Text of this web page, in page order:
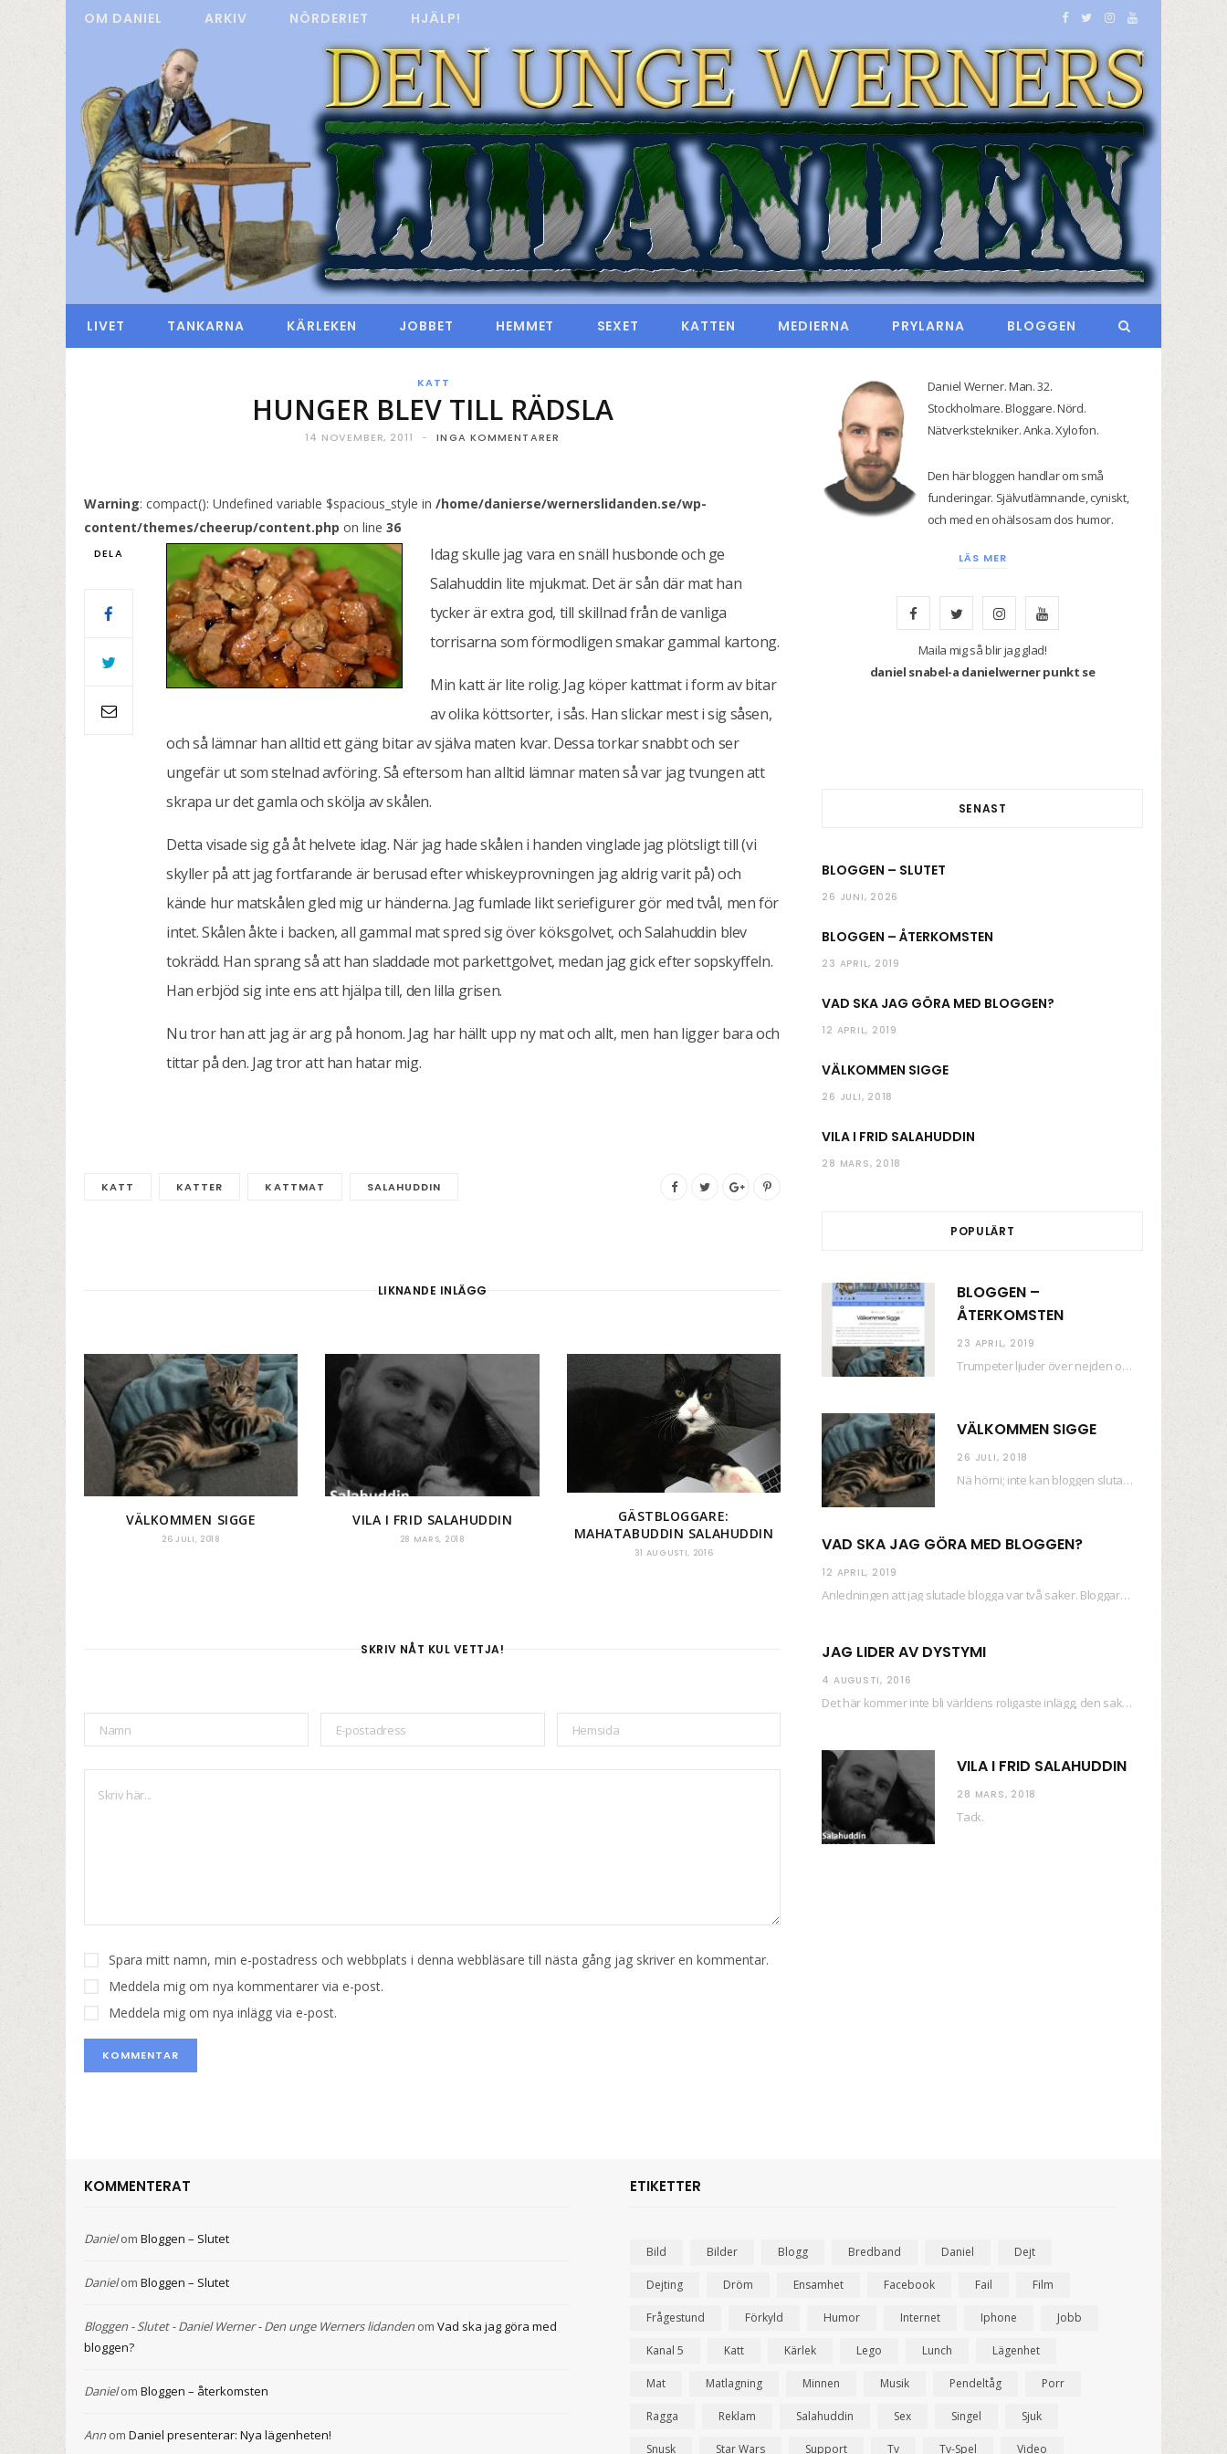
OM DANIEL ARKIV NÖRDERIET HJÄLP! F
a
c
e
o
o
k
w
i
t
t
e
r
I
n
s
t
a
g
a
Y
o
u
T
u
LIVET TANKARNA KÄRLEKEN JOBBET HEMMET SEXET KATTEN MEDIERNA PRYLARNA BLOGGEN
KATT
HUNGER BLEV TILL RÄDSLA
14 NOVEMBER, 2011 INGA KOMMENTARER
Warning: compact(): Undefined variable $spacious_style in /home/danierse/wernerslidanden.se/wp-
content/themes/cheerup/content.php on line 36
DELA
Idag skulle jag vara en snäll husbonde och ge
Salahuddin lite mjukmat. Det är sån där mat han
tycker är extra god, till skillnad från de vanliga
torrisarna som förmodligen smakar gammal kartong.
Min katt är lite rolig. Jag köper kattmat i form av bitar
av olika köttsorter, i sås. Han slickar mest i sig såsen,
och så lämnar han alltid ett gäng bitar av själva maten kvar. Dessa torkar snabbt och ser
ungefär ut som stelnad avföring. Så eftersom han alltid lämnar maten så var jag tvungen att
skrapa ur det gamla och skölja av skålen.
Detta visade sig gå åt helvete idag. När jag hade skålen i handen vinglade jag plötsligt till (vi
skyller på att jag fortfarande är berusad efter whiskeyprovningen jag aldrig varit på) och
kände hur matskålen gled mig ur händerna. Jag fumlade likt seriefigurer gör med tvål, men för
intet. Skålen åkte i backen, all gammal mat spred sig över köksgolvet, och Salahuddin blev
tokrädd. Han sprang så att han sladdade mot parkettgolvet, medan jag gick efter sopskyffeln.
Han erbjöd sig inte ens att hjälpa till, den lilla grisen.
Nu tror han att jag är arg på honom. Jag har hällt upp ny mat och allt, men han ligger bara och
tittar på den. Jag tror att han hatar mig.
KATT KATTER KATTMAT SALAHUDDIN
LIKNANDE INLÄGG
VÄLKOMMEN SIGGE
26 JULI, 2018
VILA I FRID SALAHUDDIN
28 MARS, 2018
GÄSTBLOGGARE:
MAHATABUDDIN SALAHUDDIN
31 AUGUSTI, 2016
SKRIV NÅT KUL VETTJA!
Spara mitt namn, min e-postadress och webbplats i denna webbläsare till nästa gång jag skriver en kommentar.
Meddela mig om nya kommentarer via e-post.
Meddela mig om nya inlägg via e-post.
Daniel Werner. Man. 32.
Stockholmare. Bloggare. Nörd.
Nätverkstekniker. Anka. Xylofon.
Den här bloggen handlar om små
funderingar. Självutlämnande, cyniskt,
och med en ohälsosam dos humor.
LÄS MER
a
c
T
w
i
r
I
n
s
Y
u
Maila mig så blir jag glad!
daniel snabel-a danielwerner punkt se
SENAST
BLOGGEN – SLUTET
26 JUNI, 2026
BLOGGEN – ÅTERKOMSTEN
23 APRIL, 2019
VAD SKA JAG GÖRA MED BLOGGEN?
12 APRIL, 2019
VÄLKOMMEN SIGGE
26 JULI, 2018
VILA I FRID SALAHUDDIN
28 MARS, 2018
POPULÄRT
BLOGGEN –
ÅTERKOMSTEN
23 APRIL, 2019
Trumpeter ljuder över nejden och konfetti regnar längsmed husfasaderna – FREDEN ÄR HÄR! Eller ahem.…
VÄLKOMMEN SIGGE
26 JULI, 2018
Nä hörni; inte kan bloggen sluta (eftersom jag så sällan uppdaterar skiten) i sånt supermoll.…
VAD SKA JAG GÖRA MED BLOGGEN?
12 APRIL, 2019
Anledningen att jag slutade blogga var två saker. Bloggaren Daniel skrev ut checkar som personen…
JAG LIDER AV DYSTYMI
4 AUGUSTI, 2016
Det här kommer inte bli världens roligaste inlägg, den saken kan ni räkna med. Det…
VILA I FRID SALAHUDDIN
28 MARS, 2018
Tack.
KOMMENTERAT
Danielom Bloggen – Slutet
Danielom Bloggen – Slutet
Bloggen - Slutet - Daniel Werner - Den unge Werners lidanden om Vad ska jag göra med
bloggen?
Danielom Bloggen – återkomsten
Ann om Daniel presenterar: Nya lägenheten!
ETIKETTER
Bild Bilder Blogg Bredband Daniel Dejt
Dejting Dröm Ensamhet Facebook Fail Film
Frågestund Förkyld Humor Internet Iphone Jobb
Kanal 5 Katt Kärlek Lego Lunch Lägenhet
Mat Matlagning Minnen Musik Pendeltåg Porr
Ragga Reklam Salahuddin Sex Singel Sjuk
Snusk Star Wars Support Tv Tv-Spel Video